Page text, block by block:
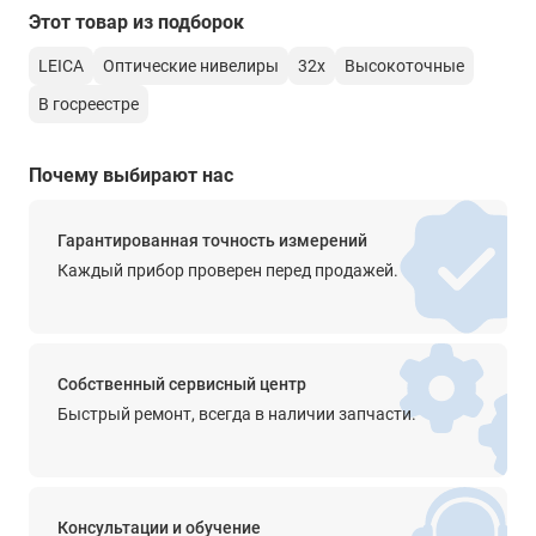
Постоянная поправка дальномера
Изображение
Просветленная оптика
есть
Точность компенсатора
Этот товар из подборок
LEICA Оптические нивелиры 32х
Высокоточные
В госреестре
Почему выбирают нас
Гарантированная точность измерений
Каждый прибор проверен перед продажей.
Собственный сервисный центр
Быстрый ремонт, всегда в наличии запчасти.
Консультации и обучение